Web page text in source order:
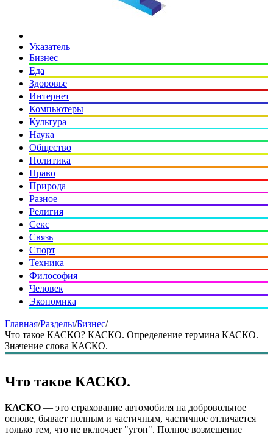
Указатель
Бизнес
Еда
Здоровье
Интернет
Компьютеры
Культура
Наука
Общество
Политика
Право
Природа
Разное
Религия
Секс
Связь
Спорт
Техника
Философия
Человек
Экономика
Главная/Разделы/Бизнес/
Что такое КАСКО? КАСКО. Определение термина КАСКО.
Значение слова КАСКО.
Что такое КАСКО.
КАСКО — это страхование автомобиля на добровольное
основе, бывает полным и частичным, частичное отличается
только тем, что не включает "угон". Полное возмещение